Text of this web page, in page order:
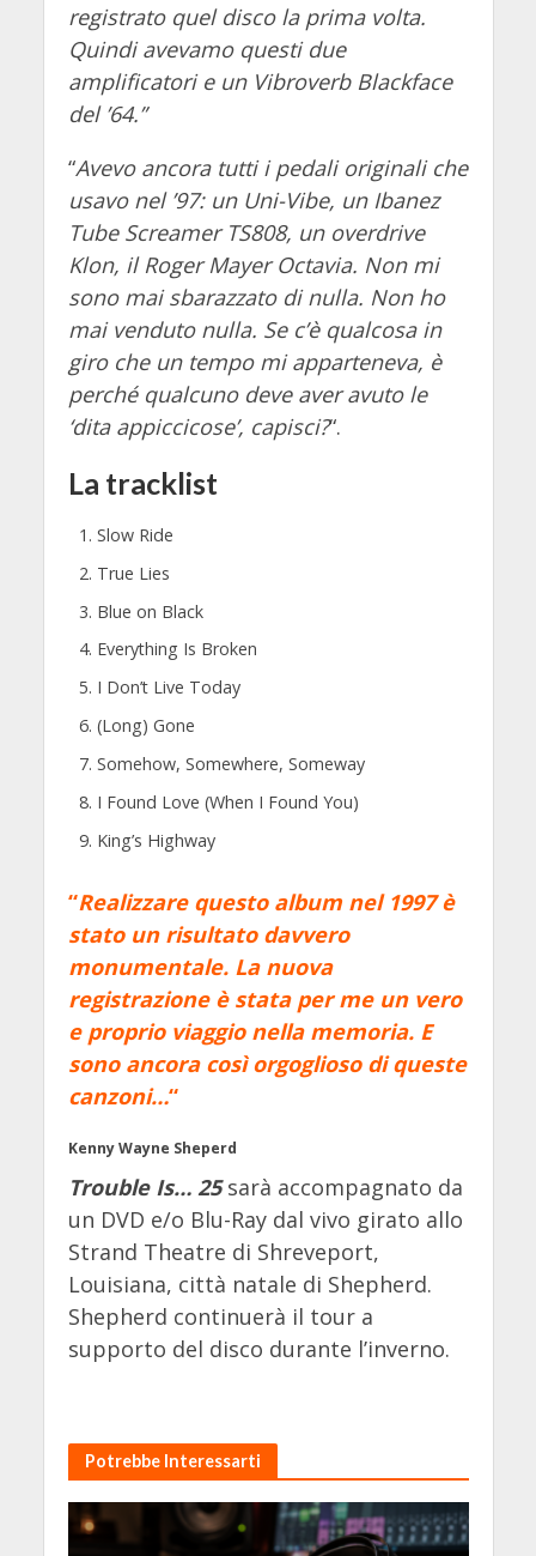
registrato quel disco la prima volta.
Quindi avevamo questi due
amplificatori e un Vibroverb Blackface
del ’64.”
“Avevo ancora tutti i pedali originali che
usavo nel ’97: un Uni-Vibe, un Ibanez
Tube Screamer TS808, un overdrive
Klon, il Roger Mayer Octavia. Non mi
sono mai sbarazzato di nulla. Non ho
mai venduto nulla. Se c’è qualcosa in
giro che un tempo mi apparteneva, è
perché qualcuno deve aver avuto le
‘dita appiccicose’, capisci?“.
La tracklist
Slow Ride
True Lies
Blue on Black
Everything Is Broken
I Don’t Live Today
(Long) Gone
Somehow, Somewhere, Someway
I Found Love (When I Found You)
King’s Highway
“Realizzare questo album nel 1997 è
stato un risultato davvero
monumentale. La nuova
registrazione è stata per me un vero
e proprio viaggio nella memoria. E
sono ancora così orgoglioso di queste
canzoni…“
Kenny Wayne Sheperd
Trouble Is… 25sarà accompagnato da
un DVD e/o Blu-Ray dal vivo girato allo
Strand Theatre di Shreveport,
Louisiana, città natale di Shepherd.
Shepherd continuerà il tour a
supporto del disco durante l’inverno.
Potrebbe Interessarti